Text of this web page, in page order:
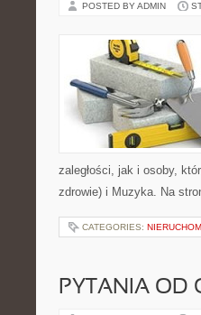
POSTED BY ADMIN
zaległości, jak i osoby,
zdrowie) i Muzyka. Na
CATEGORIES:
PYTANIA OD